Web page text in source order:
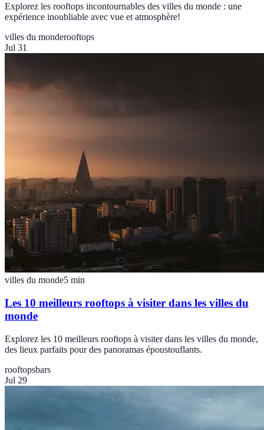
Explorez les rooftops incontournables des villes du monde : une
expérience inoubliable avec vue et atmosphère!
villes du monderooftops
Jul 31
villes du monde5 min
Les 10 meilleurs rooftops à visiter dans les villes du
monde
Explorez les 10 meilleurs rooftops à visiter dans les villes du monde,
des lieux parfaits pour des panoramas époustouflants.
rooftopsbars
Jul 29